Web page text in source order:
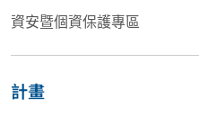
資安暨個資保護專區
計畫